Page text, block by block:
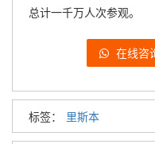
总计一千万人次参观。
在线咨
标签： 里斯本